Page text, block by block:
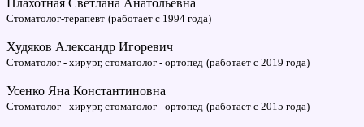
Плахотная Светлана Анатольевна
Стоматолог-терапевт (работает с 1994 года)
Худяков Александр Игоревич
Стоматолог - хирург, стоматолог - ортопед (работает с 2019 года)
Усенко Яна Константиновна
Стоматолог - хирург, стоматолог - ортопед (работает с 2015 года)